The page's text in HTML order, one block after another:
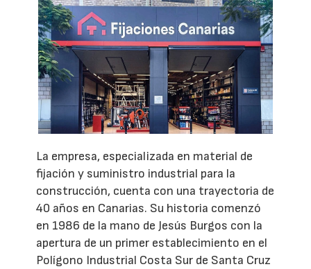
La empresa, especializada en material de
fijación y suministro industrial para la
construcción, cuenta con una trayectoria de
40 años en Canarias. Su historia comenzó
en 1986 de la mano de Jesús Burgos con la
apertura de un primer establecimiento en el
Polígono Industrial Costa Sur de Santa Cruz